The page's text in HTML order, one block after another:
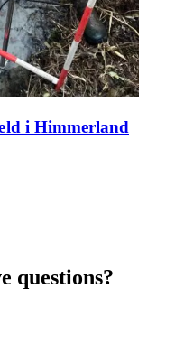
i Himmerland
questions?